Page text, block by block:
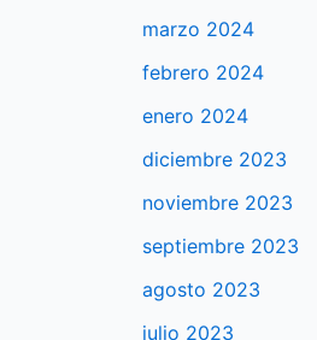
marzo 2024
febrero 2024
enero 2024
diciembre 2023
noviembre 2023
septiembre 2023
agosto 2023
julio 2023